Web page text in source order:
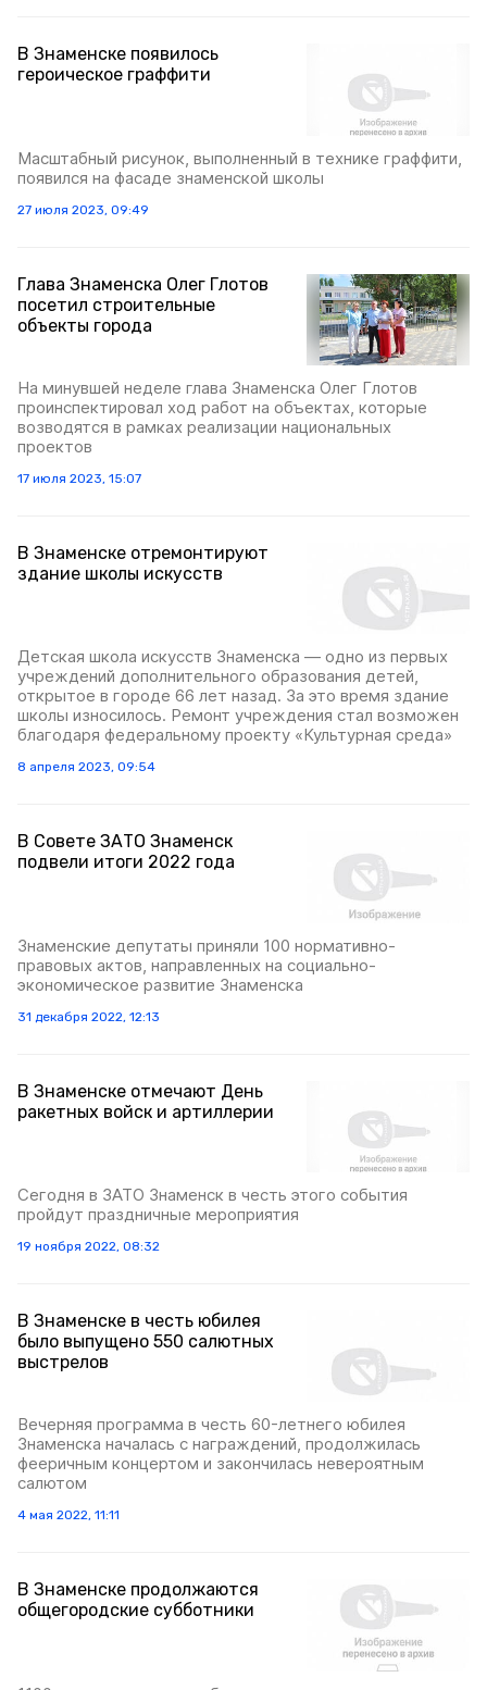
В Знаменске появилось
героическое граффити
Масштабный рисунок, выполненный в технике граффити,
появился на фасаде знаменской школы
27 июля 2023, 09:49
Глава Знаменска Олег Глотов
посетил строительные
объекты города
На минувшей неделе глава Знаменска Олег Глотов
проинспектировал ход работ на объектах, которые
возводятся в рамках реализации национальных
проектов
17 июля 2023, 15:07
В Знаменске отремонтируют
здание школы искусств
Детская школа искусств Знаменска — одно из первых
учреждений дополнительного образования детей,
открытое в городе 66 лет назад. За это время здание
школы износилось. Ремонт учреждения стал возможен
благодаря федеральному проекту «Культурная среда»
8 апреля 2023, 09:54
В Совете ЗАТО Знаменск
подвели итоги 2022 года
Знаменские депутаты приняли 100 нормативно-
правовых актов, направленных на социально-
экономическое развитие Знаменска
31 декабря 2022, 12:13
В Знаменске отмечают День
ракетных войск и артиллерии
Сегодня в ЗАТО Знаменск в честь этого события
пройдут праздничные мероприятия
19 ноября 2022, 08:32
В Знаменске в честь юбилея
было выпущено 550 салютных
выстрелов
Вечерняя программа в честь 60-летнего юбилея
Знаменска началась с награждений, продолжилась
фееричным концертом и закончилась невероятным
салютом
4 мая 2022, 11:11
В Знаменске продолжаются
общегородские субботники